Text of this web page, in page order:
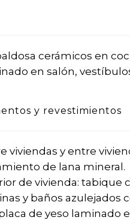
cerámicos en
en salón,
y revestimientos
viviendas y entre
de lana mineral.
de vivienda: tabique
y baños azulejados
de yeso laminado